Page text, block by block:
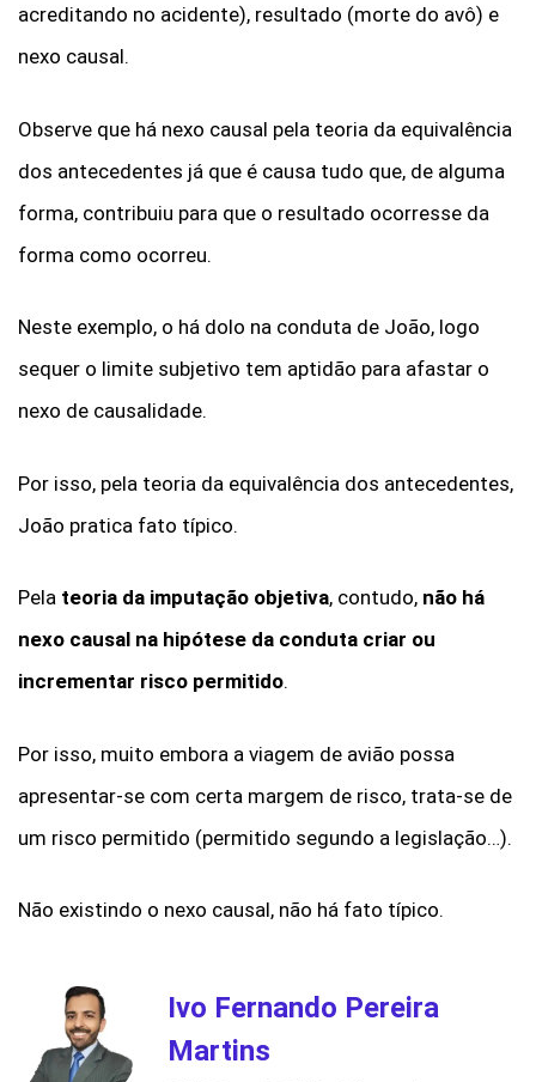
acreditando no acidente), resultado (morte do avô) e
nexo causal.
Observe que há nexo causal pela teoria da equivalência
dos antecedentes já que é causa tudo que, de alguma
forma, contribuiu para que o resultado ocorresse da
forma como ocorreu.
Neste exemplo, o há dolo na conduta de João, logo
sequer o limite subjetivo tem aptidão para afastar o
nexo de causalidade.
Por isso, pela teoria da equivalência dos antecedentes,
João pratica fato típico.
Pela teoria da imputação objetiva, contudo, não há
nexo causal na hipótese da conduta criar ou
incrementar risco permitido.
Por isso, muito embora a viagem de avião possa
apresentar-se com certa margem de risco, trata-se de
um risco permitido (permitido segundo a legislação…).
Não existindo o nexo causal, não há fato típico.
Ivo Fernando Pereira
Martins